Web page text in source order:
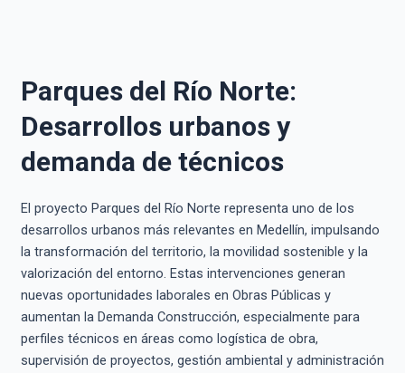
Parques del Río Norte:
Desarrollos urbanos y
demanda de técnicos
El proyecto Parques del Río Norte representa uno de los
desarrollos urbanos más relevantes en Medellín, impulsando
la transformación del territorio, la movilidad sostenible y la
valorización del entorno. Estas intervenciones generan
nuevas oportunidades laborales en Obras Públicas y
aumentan la Demanda Construcción, especialmente para
perfiles técnicos en áreas como logística de obra,
supervisión de proyectos, gestión ambiental y administración